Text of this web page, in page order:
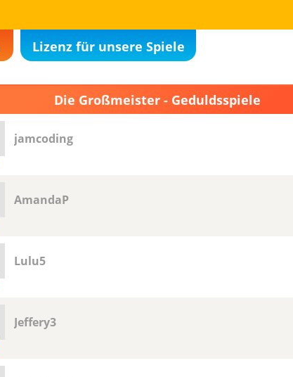
Lizenz für unsere Spiele
Die Großmeister - Geduldsspiele
jamcoding
AmandaP
Lulu5
Jeffery3